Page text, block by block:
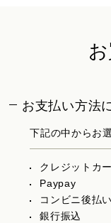
お支払い方法
下記の中からお
クレジットカ
Paypay
コンビニ後払い
銀行振込